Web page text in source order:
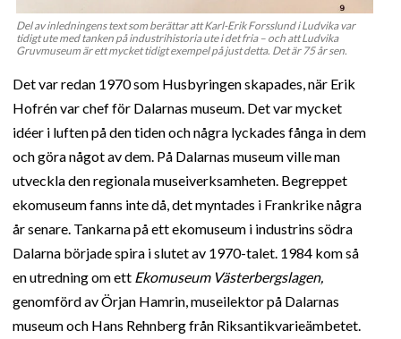
Del av inledningens text som berättar att Karl-Erik Forsslund i Ludvika var
tidigt ute med tanken på industrihistoria ute i det fria – och att Ludvika
Gruvmuseum är ett mycket tidigt exempel på just detta. Det är 75 år sen.
Det var redan 1970 som Husbyringen skapades, när Erik
Hofrén var chef för Dalarnas museum. Det var mycket
idéer i luften på den tiden och några lyckades fånga in dem
och göra något av dem. På Dalarnas museum ville man
utveckla den regionala museiverksamheten. Begreppet
ekomuseum fanns inte då, det myntades i Frankrike några
år senare. Tankarna på ett ekomuseum i industrins södra
Dalarna började spira i slutet av 1970-talet. 1984 kom så
en utredning om ett Ekomuseum Västerbergslagen,
genomförd av Örjan Hamrin, museilektor på Dalarnas
museum och Hans Rehnberg från Riksantikvarieämbetet.